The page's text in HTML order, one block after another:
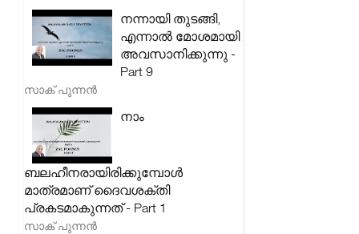
നന്നായി തുടങ്ങി,
എന്നാൽ മോശമായി
അവസാനിക്കുന്നു -
Part 9
സാക് പുന്നൻ
നാം
ബലഹീനരായിരിക്കുമ്പോൾ
മാത്രമാണ് ദൈവശക്തി
പ്രകടമാകുന്നത് - Part 1
സാക് പുന്നൻ